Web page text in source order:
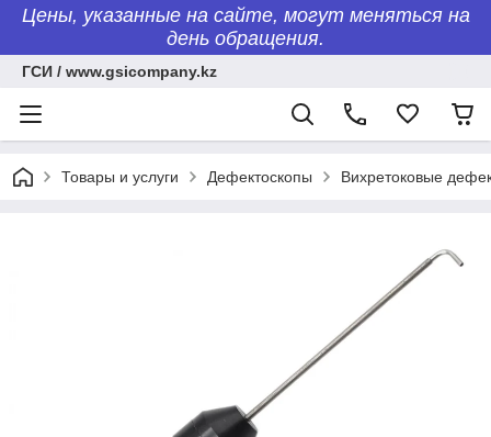
Цены, указанные на сайте, могут меняться на
день обращения.
ГСИ / www.gsicompany.kz
Товары и услуги Дефектоскопы Вихретоковые